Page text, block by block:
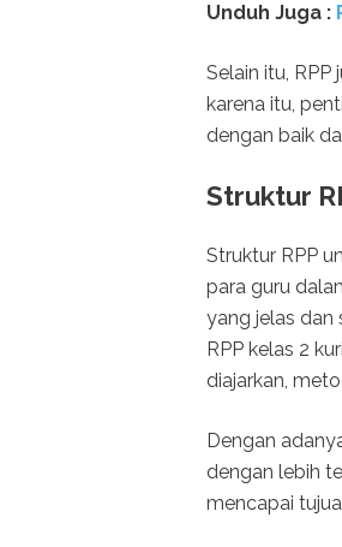
Unduh Juga :
Selain itu,
karena itu,
dengan baik
Struktur
Struktur RPP
para guru
yang jelas dan
RPP kelas 2
diajarkan,
Dengan
dengan lebih
mencapai